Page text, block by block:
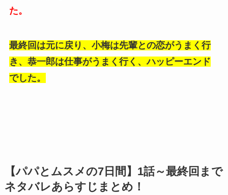
た。
最終回は元に戻り、小梅は先輩との恋がうまく行
き、恭一郎は仕事がうまく行く、ハッピーエンド
でした。
【パパとムスメの7日間】1話～最終回まで
ネタバレあらすじまとめ！